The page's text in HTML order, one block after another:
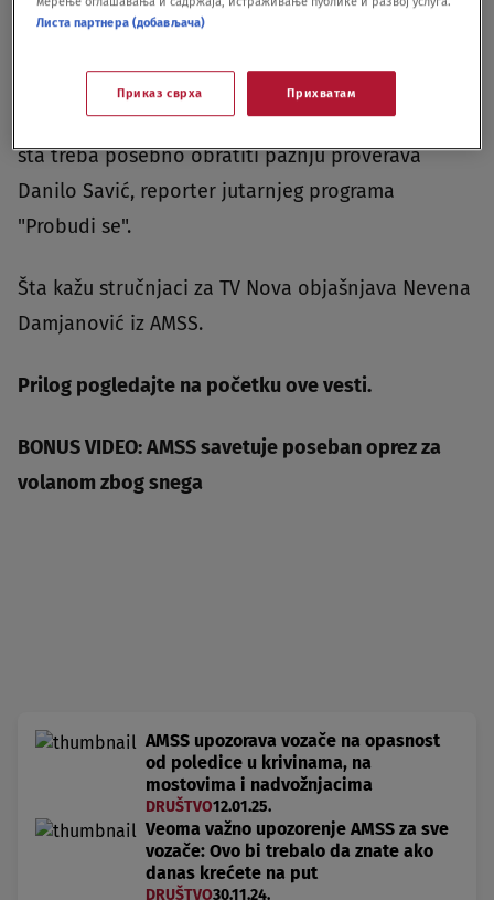
Da li nas danas očekuju gužve u saobraćaju i na
šta treba posebno obratiti pažnju proverava
Danilo Savić, reporter jutarnjeg programa
"Probudi se".
Šta kažu stručnjaci za TV Nova objašnjava Nevena
Damjanović iz AMSS.
Prilog pogledajte na početku ove vesti.
BONUS VIDEO: AMSS savetuje poseban oprez za
volanom zbog snega
AMSS upozorava vozače na opasnost
od poledice u krivinama, na
mostovima i nadvožnjacima
DRUŠTVO12.01.25.
Veoma važno upozorenje AMSS za sve
vozače: Ovo bi trebalo da znate ako
danas krećete na put
DRUŠTVO30.11.24.
Листа партнера (добављача)
Приказ сврха Прихватам